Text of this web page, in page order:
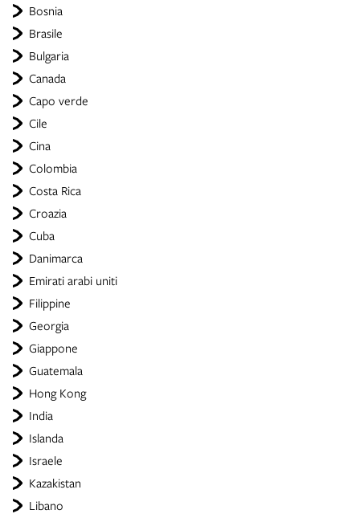
Bosnia
Brasile
Bulgaria
Canada
Capo verde
Cile
Cina
Colombia
Costa Rica
Croazia
Cuba
Danimarca
Emirati arabi uniti
Filippine
Georgia
Giappone
Guatemala
Hong Kong
India
Islanda
Israele
Kazakistan
Libano